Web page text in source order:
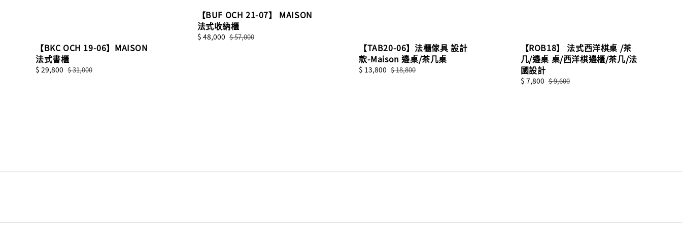
【BKC OCH 19-06】MAISON
法式書櫃
Sale
$ 29,800 Regular
$ 31,000
【BUF OCH 21-07】 MAISON
法式收納櫃
Sale
$ 48,000 Regular
$ 57,000
【TAB20-06】法櫃傢具 設計
款-Maison 邊桌/茶几桌
Sale
$ 13,800 Regular
$ 18,800
【ROB18】 法式西洋棋桌 /茶
几/邊桌 桌/西洋棋邊櫃/茶几/法
國設計
Sale
$ 7,800 Regular
$ 9,600